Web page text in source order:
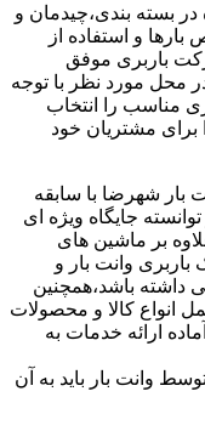
در بسته بندی،چیدمان و
و استفاده از
باربری موفق
محل مورد نظر با توجه
مناسب را انتخاب
برای مشتریان خود
بار شهرضا با سابقه
جایگاه ویژه ای
بر ماشین های
وانت بار و
داشته باشد،همچنین
انواع کالا و محصولات
ارائه خدمات به
وانت بار باید به آن